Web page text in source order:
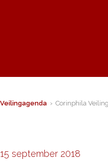
Veilingagenda › Corinphila
15 september 2018